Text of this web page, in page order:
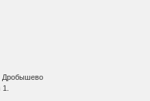
Дробышево